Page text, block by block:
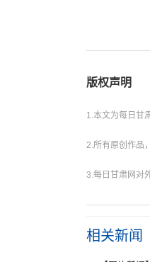
版权声明
1.本文为每日甘
2.所有原创作品
3.每日甘肃网对
相关新闻